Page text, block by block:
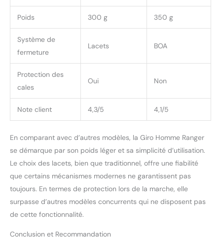
talon pour une résistance
à l'abrasion et une
durabilité accrues
Poids 300 g 350 g
Système de
fermeture
Lacets BOA
Protection des
cales
Oui Non
Note client 4,3/5 4,1/5
En comparant avec d’autres modèles, la Giro Homme Ranger
se démarque par son poids léger et sa simplicité d’utilisation.
Le choix des lacets, bien que traditionnel, offre une fiabilité
que certains mécanismes modernes ne garantissent pas
toujours. En termes de protection lors de la marche, elle
surpasse d’autres modèles concurrents qui ne disposent pas
de cette fonctionnalité.
Conclusion et Recommandation